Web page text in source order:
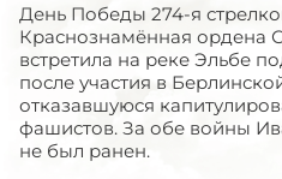
День Победы 274-я
Краснознамённая ордена
встретила на реке Эльбе
после участия в
отказавшуюся
фашистов. За обе войны
не был ранен.